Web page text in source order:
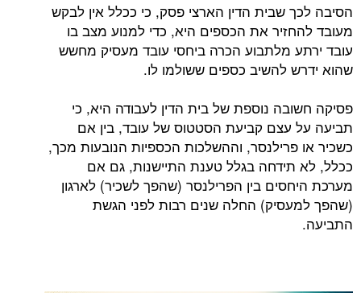
הסיבה לכך שבית הדין הארצי פסק, כי ככלל אין לבקש
מעובד להחזיר את הכספים היא, כדי למנוע מצב בו
עובד ירתע מלתבוע הכרה ביחסי עובד מעסיק מחשש
שהוא ידרש להשיב כספים ששולמו לו.
פסיקה חשובה נוספת של בית הדין לעבודה היא, כי
תביעה על עצם קביעת הסטטוס של עובד, בין אם
כשכיר או פרילנסר, וההשלכות הכספיות הנובעות מכך,
ככלל, לא תידחה בגלל טענת התיישנות, גם אם
מערכת היחסים בין הפרילנסר (שהפך לשכיר) לארגון
(שהפך למעסיק) החלה שנים רבות לפני הגשת
התביעה.